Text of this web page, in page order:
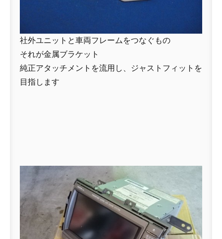
社外ユニットと車両フレームをつなぐもの
それが金属ブラケット
純正アタッチメントを流用し、ジャストフィットを
目指します